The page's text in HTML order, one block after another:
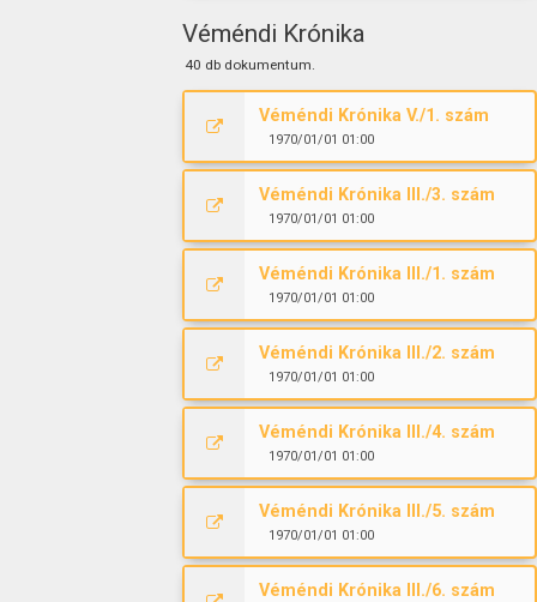
Véméndi Krónika
40 db dokumentum.
Véméndi Krónika V./1. szám
1970/01/01 01:00
Véméndi Krónika III./3. szám
1970/01/01 01:00
Véméndi Krónika III./1. szám
1970/01/01 01:00
Véméndi Krónika III./2. szám
1970/01/01 01:00
Véméndi Krónika III./4. szám
1970/01/01 01:00
Véméndi Krónika III./5. szám
1970/01/01 01:00
Véméndi Krónika III./6. szám